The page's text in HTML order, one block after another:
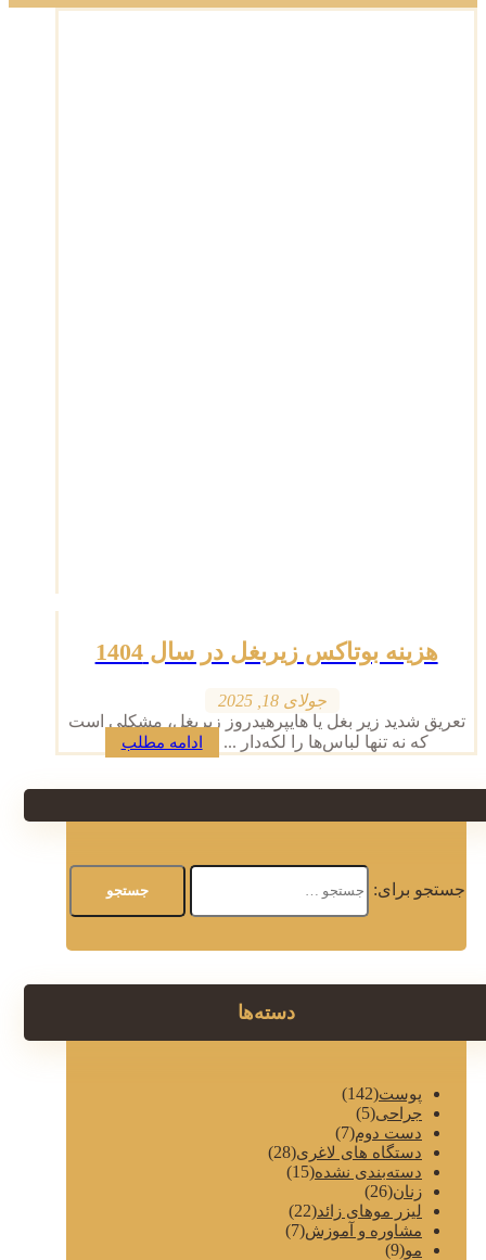
هزینه بوتاکس زیربغل در سال 1404
جولای 18, 2025
تعریق شدید زیر بغل یا هایپرهیدروز زیربغل، مشکلی است
که نه تنها لباس‌ها را لکه‌دار ...
ادامه مطلب
جستجو برای:
دسته‌ها
پوست(142)
جراحی(5)
دست دوم(7)
دستگاه های لاغری(28)
دسته‌بندی نشده(15)
زنان(26)
لیزر موهای زائد(22)
مشاوره و آموزش(7)
مو(9)